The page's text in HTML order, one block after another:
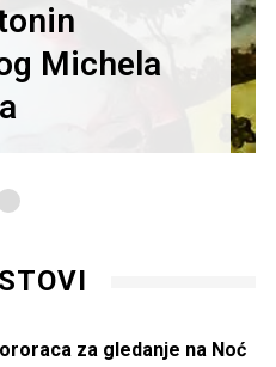
Michela
za gledanje na Noć